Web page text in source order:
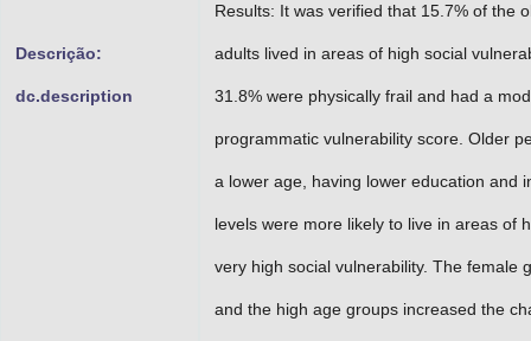
Descrição:
dc.description
Results: It was verified that 15.7% of the
adults lived in areas of high social
31.8% were physically frail and had a
programmatic vulnerability score. Older
a lower age, having lower education and
levels were more likely to live in areas of
very high social vulnerability. The female
and the high age groups increased the